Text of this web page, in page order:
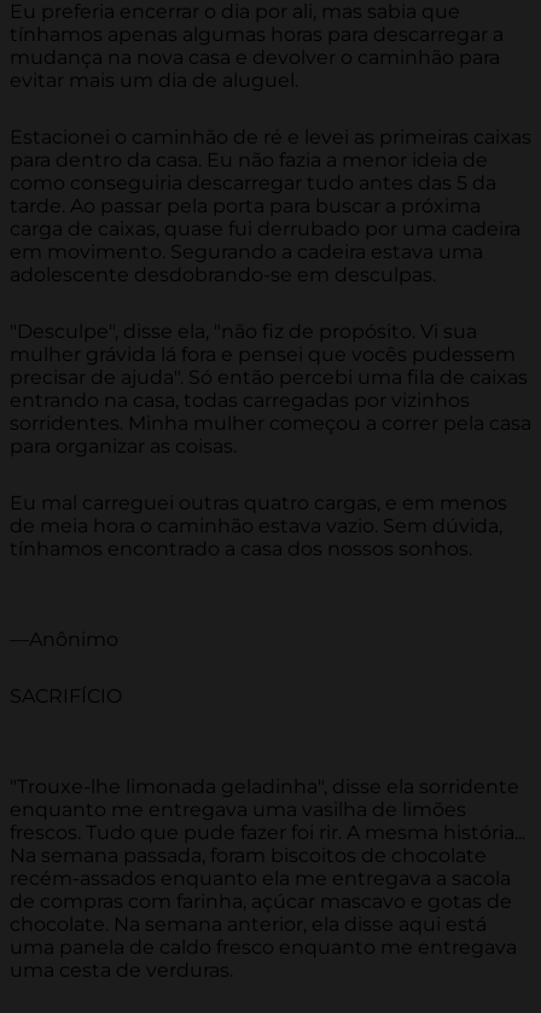
Eu preferia encerrar o dia por ali, mas sabia que
tínhamos apenas algumas horas para descarregar a
mudança na nova casa e devolver o caminhão para
evitar mais um dia de aluguel.
Estacionei o caminhão de ré e levei as primeiras caixas
para dentro da casa. Eu não fazia a menor ideia de
como conseguiria descarregar tudo antes das 5 da
tarde. Ao passar pela porta para buscar a próxima
carga de caixas, quase fui derrubado por uma cadeira
em movimento. Segurando a cadeira estava uma
adolescente desdobrando-se em desculpas.
"Desculpe", disse ela, "não fiz de propósito. Vi sua
mulher grávida lá fora e pensei que vocês pudessem
precisar de ajuda". Só então percebi uma fila de caixas
entrando na casa, todas carregadas por vizinhos
sorridentes. Minha mulher começou a correr pela casa
para organizar as coisas.
Eu mal carreguei outras quatro cargas, e em menos
de meia hora o caminhão estava vazio. Sem dúvida,
tínhamos encontrado a casa dos nossos sonhos.
—Anônimo
SACRIFÍCIO
"Trouxe-lhe limonada geladinha", disse ela sorridente
enquanto me entregava uma vasilha de limões
frescos. Tudo que pude fazer foi rir. A mesma história...
Na semana passada, foram biscoitos de chocolate
recém-assados enquanto ela me entregava a sacola
de compras com farinha, açúcar mascavo e gotas de
chocolate. Na semana anterior, ela disse aqui está
uma panela de caldo fresco enquanto me entregava
uma cesta de verduras.